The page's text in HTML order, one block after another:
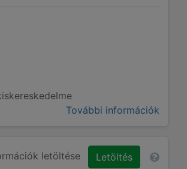
További információk
letöltése Letöltés